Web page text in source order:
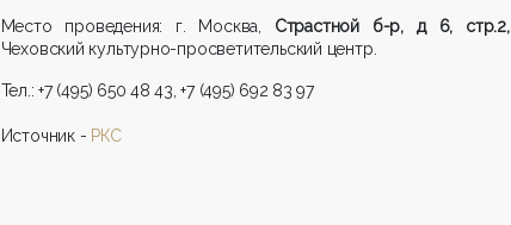
Место проведения: г. Москва, Страстной б-р, д 6, стр.2,
Чеховский культурно-просветительский центр.
Тел.: +7 (495) 650 48 43, +7 (495) 692 83 97
Источник - РКС